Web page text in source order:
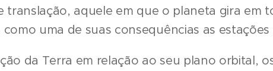
translação, aquele em que o planeta gira em
uma de suas consequências as estações
da Terra em relação ao seu plano orbital,